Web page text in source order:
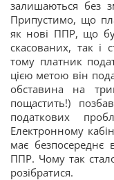
залишаються без
Припустимо, що
як нові ППР, що
скасованих, так і
тому платник
цією метою він
обставина на
пощастить!)
податкових
Електронному
має безпосереднє
ППР. Чому так
розібратися.